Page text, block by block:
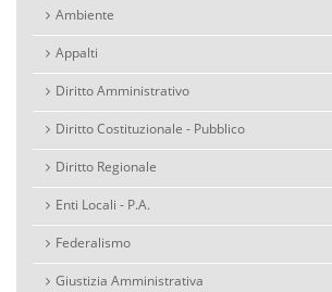
Ambiente
Appalti
Diritto Amministrativo
Diritto Costituzionale - Pubblico
Diritto Regionale
Enti Locali - P.A.
Federalismo
Giustizia Amministrativa